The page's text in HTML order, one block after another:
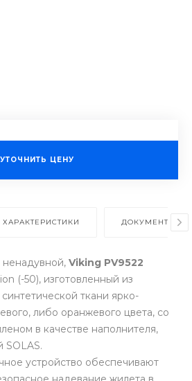
УТОЧНИТЬ ЦЕНУ
ХАРАКТЕРИСТИКИ ДОКУМЕНТЫ
Viking PV9522
(-50), изготовленный из
ткани ярко-
либо оранжевого цвета, со
в качестве наполнителя,
SOLAS.
устройство обеспечивают